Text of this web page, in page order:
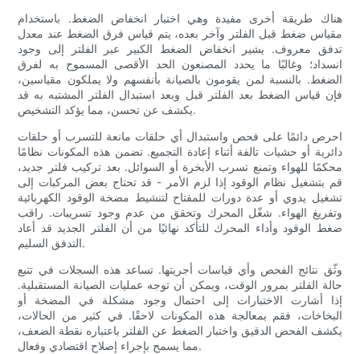
هناك طريقة أخرى مفيدة وهي اختبار انخفاض الضغط. باستخدام
مقياس ضغط قبل الفلتر وآخر بعده، يتم قياس فرق الضغط عند معدل
تدفق معروف. يشير انخفاض الضغط الكبير عبر الفلتر إلى وجود
انسداد؛ وغالبًا ما يحدد المصنعون الحد الأقصى المسموح به لفرق
الضغط. بالنسبة لمن يقومون بالصيانة بأنفسهم ولا يملكون مقياسين،
فإن قياس الضغط بعد الفلتر قبل وبعد استبدال الفلتر المشتبه به قد
يكشف عن تحسن، مما يؤكد التشخيص.
احرص دائمًا على فحص واستبدال أي حلقات مانعة للتسرب أو حلقات
دائرية أو حشيات تالفة أثناء إعادة التجميع. تضمن هذه المكونات نظامًا
محكمًا للهواء وتمنع تسرب الأبخرة أو السوائل. بعد تركيب فلتر جديد،
قم بتشغيل نظام الوقود إذا لزم الأمر - قد تحتاج بعض المركبات إلى
تشغيل يدوي أو عدة دورات للمفتاح لتنشيط مضخة الوقود الكهربائية
وتفريغ الهواء. شغّل المحرك وتحقق من عدم وجود تسريبات. راقب
ضغط الوقود وأداء المحرك للتأكد نهائيًا من أن الفلتر الجديد قد أعاد
التدفق السليم.
وثّق نتائج الفحص وأي قياسات أجريتها. تساعد هذه السجلات في تتبع
حالة الفلتر بمرور الوقت، ويمكن أن توجه عمليات الصيانة المستقبلية.
إذا أشارت الاختبارات إلى احتمال وجود مشكلة في المضخة أو
البخاخات، فقم بمعالجة هذه المكونات لاحقًا. في كثير من الحالات،
يكشف الفحص الدقيق واختبار الضغط عن الفلتر باعتباره نقطة الضعف،
مما يسمح بإجراء إصلاح اقتصادي وفعال.